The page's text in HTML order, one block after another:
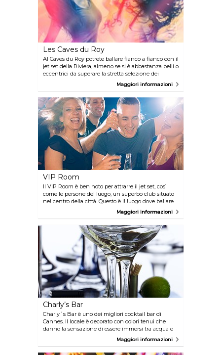
Les Caves du Roy
Al Caves du Roy potrete ballare fianco a fianco con il
jet set della Riviera, almeno se si è abbastanza belli o
eccentrici da superare la stretta selezione dei
buttafuori. Ovviamente le consumazioni sono
costose, per mescolarsi con i VIP questo è il posto
giusto!
Maggiori informazioni
VIP Room
Il VIP Room è ben noto per attrarre il jet set, così
come le persone del luogo, un superbo club situato
nel centro della città. Questo è il luogo dove ballare
musica contemporanea e passare una notte di lusso
ed eccessi. Il club trasuda stile con un arredamento
che si accende di colori vivaci come viola e verde.
Questo club potrebbe essere il luogo ideale per
sperimentare la bella vita, anche solo per una notte.
Maggiori informazioni
Charly’s Bar
Charly´s Bar è uno dei migliori cocktail bar di
Cannes. Il locale è decorato con colori tenui che
danno la sensazione di essere immersi tra acqua e
montagne. Venite a gustare i deliziosi drink
preparati magistralmente da esperti barman, pronti
a soddisfare qualsiasi vostra richiesta!
Maggiori informazioni